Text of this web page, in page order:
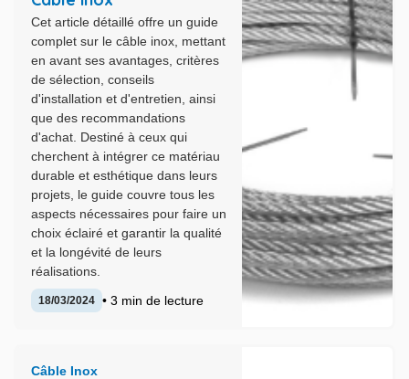
Cet article détaillé offre un guide
complet sur le câble inox, mettant
en avant ses avantages, critères
de sélection, conseils
d'installation et d'entretien, ainsi
que des recommandations
d'achat. Destiné à ceux qui
cherchent à intégrer ce matériau
durable et esthétique dans leurs
projets, le guide couvre tous les
aspects nécessaires pour faire un
choix éclairé et garantir la qualité
et la longévité de leurs
réalisations.
18/03/2024 • 3 min de lecture
Câble Inox